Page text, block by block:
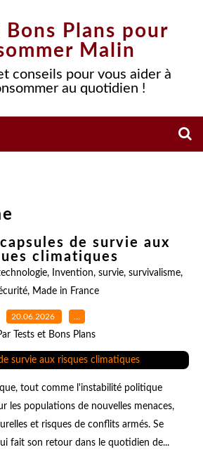
Bons Plans pour
Malin
conseils pour vous aider à
au quotidien !
de survie aux
climatiques
, Invention, survie, survivalisme,
, Made in France
20.06.2026 …
Tests et Bons Plans
tout comme l'instabilité politique
les populations de nouvelles menaces,
et risques de conflits armés. Se
fait son retour dans le quotidien de...